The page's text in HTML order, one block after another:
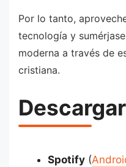
Por lo tanto,
tecnología y
moderna a través de
cristiana.
Descargar
Spotify(